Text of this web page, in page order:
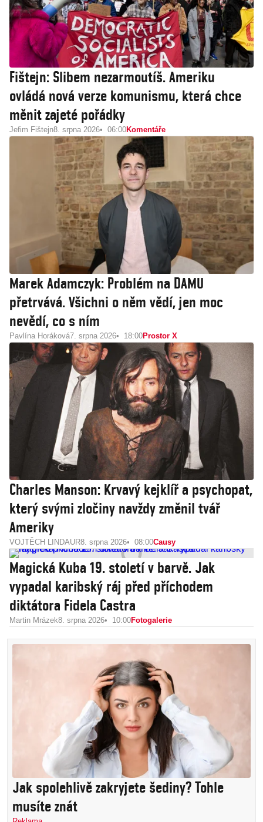
Fištejn: Slibem nezarmoutíš. Ameriku
ovládá nová verze komunismu, která chce
měnit zajeté pořádky
Jefim Fištejn8. srpna 2026 06:00Komentáře
Marek Adamczyk: Problém na DAMU
přetrvává. Všichni o něm vědí, jen moc
nevědí, co s ním
Pavlína Horáková7. srpna 2026 18:00Prostor X
Charles Manson: Krvavý kejklíř a psychopat,
který svými zločiny navždy změnil tvář
Ameriky
VOJTĚCH LINDAUR8. srpna 2026 08:00Causy
Magická Kuba 19. století v barvě. Jak
vypadal karibský ráj před příchodem
diktátora Fidela Castra
Martin Mrázek8. srpna 2026 10:00Fotogalerie
Jak spolehlivě zakryjete šediny? Tohle
musíte znát